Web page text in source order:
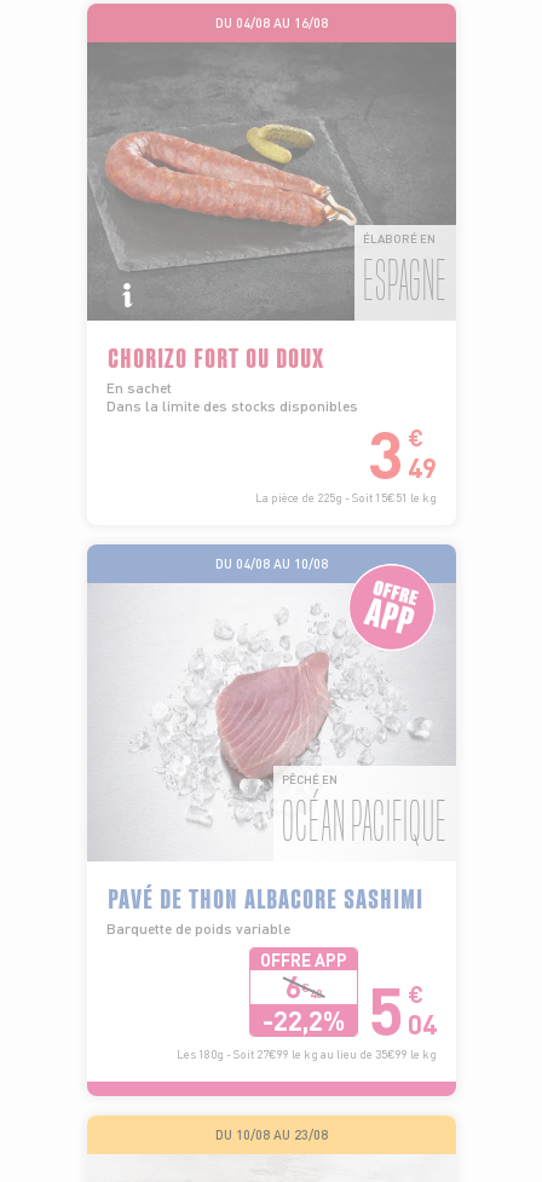
DU 04/08 AU 16/08
ÉLABORÉ EN
ESPAGNE
CHORIZO FORT OU DOUX
En sachet
Dans la limite des stocks disponibles
3 €
49
La pièce de 225g - Soit 15€51 le kg
DU 04/08 AU 10/08
PÊCHÉ EN
OCÉAN PACIFIQUE
PAVÉ DE THON ALBACORE SASHIMI
Barquette de poids variable
OFFRE APP
6€48
-22,2% 5 €
04
Les 180g - Soit 27€99 le kg au lieu de 35€99 le kg
DU 10/08 AU 23/08